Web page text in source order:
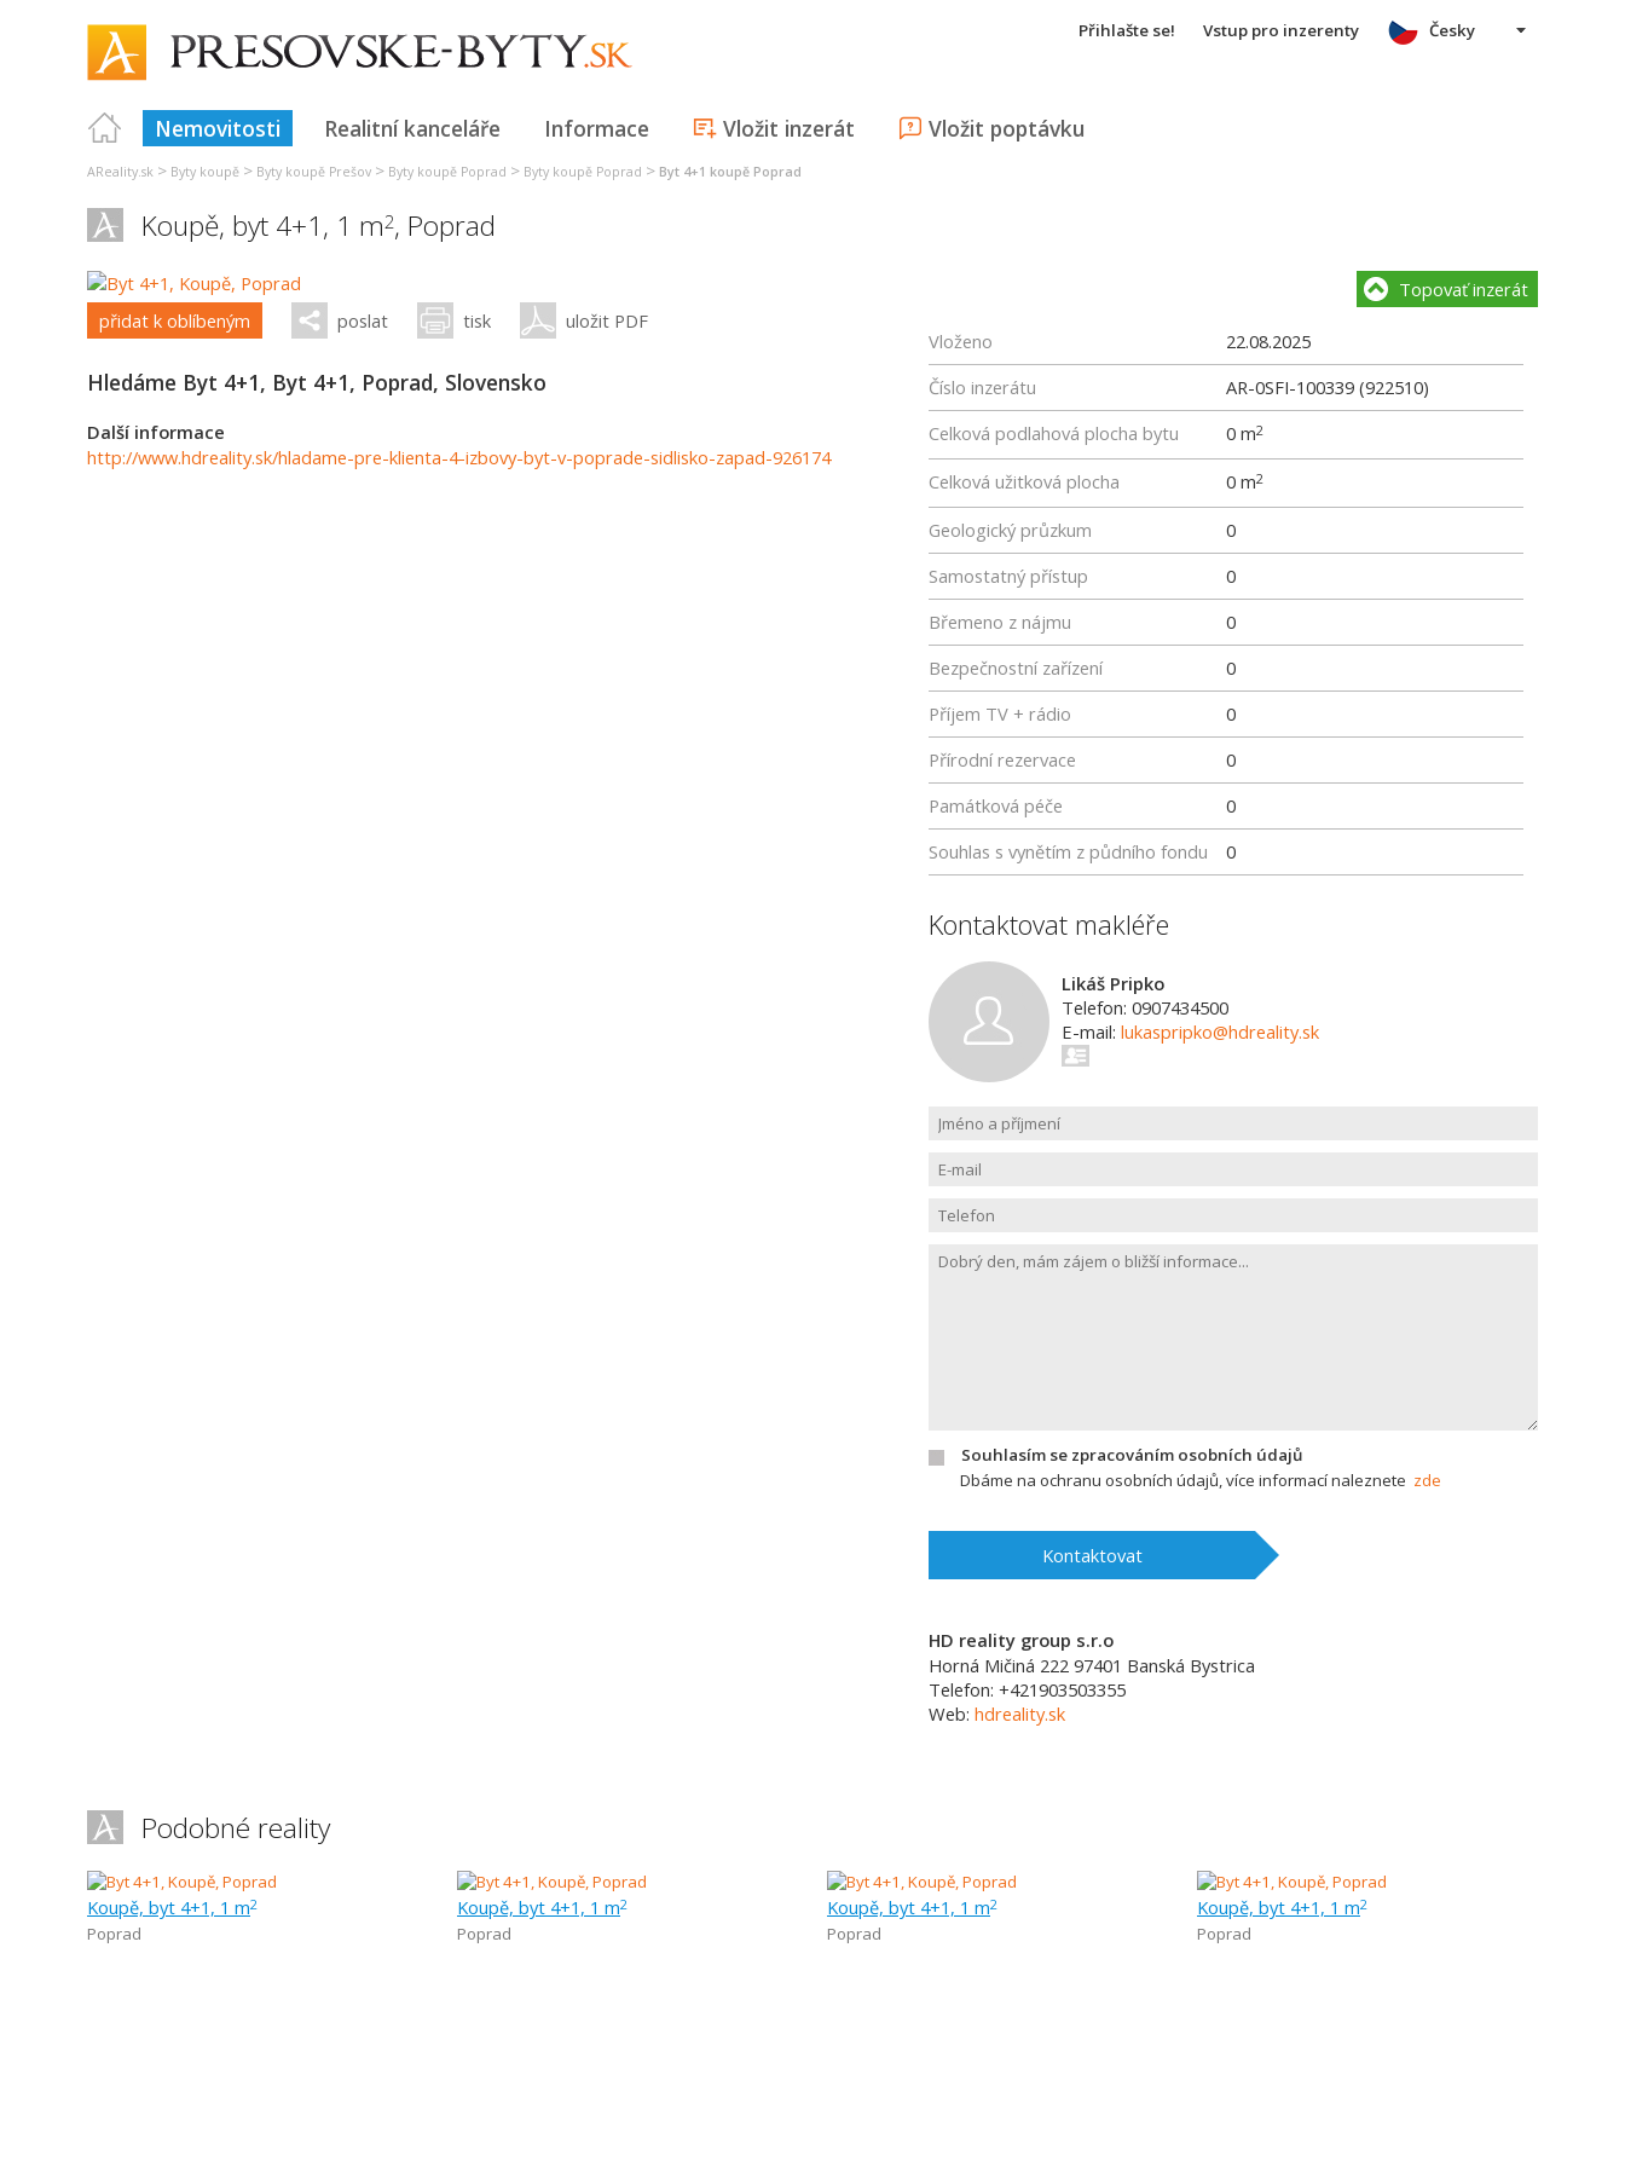
Přihlašte se! Vstup pro inzerenty
Nemovitosti Realitní kanceláře Informace Vložit inzerát Vložit poptávku
Česky
AReality.sk > Byty koupě > Byty koupě Prešov > Byty koupě Poprad > Byty koupě Poprad > Byt 4+1 koupě Poprad
Koupě, byt 4+1, 1 m2, Poprad
přidat k oblíbeným poslat tisk uložit PDF
Hledáme Byt 4+1, Byt 4+1, Poprad, Slovensko
Další informace
http://www.hdreality.sk/hladame-pre-klienta-4-izbovy-byt-v-poprade-sidlisko-zapad-926174
Topovať inzerát
Vloženo
22.08.2025
Číslo inzerátu
AR-0SFI-100339 (922510)
Celková podlahová plocha bytu
0 m2
Celková užitková plocha 0 m2
Geologický průzkum
0
Samostatný přístup
0
Břemeno z nájmu
0
Bezpečnostní zařízení
0
Příjem TV + rádio
0
Přírodní rezervace
0
Památková péče
0
Souhlas s vynětím z půdního fondu
0
Kontaktovat makléře
Likáš Pripko
Telefon: 0907434500
E-mail: lukaspripko@hdreality.sk
Souhlasím se zpracováním osobních údajů
Dbáme na ochranu osobních údajů, více informací naleznete zde
Kontaktovat
HD reality group s.r.o
Horná Mičiná 222 97401 Banská Bystrica
Telefon: +421903503355
Web: hdreality.sk
Podobné reality
Koupě, byt 4+1, 1 m2
Poprad
Koupě, byt 4+1, 1 m2
Poprad
Koupě, byt 4+1, 1 m2
Poprad
Koupě, byt 4+1, 1 m2
Poprad